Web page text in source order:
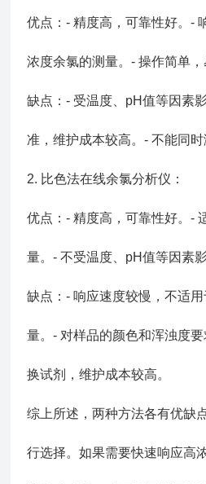
优点：- 精度高，可靠性好。-
浓度余氯的测量。- 操作简单，
缺点：- 受温度、pH值等因素
准，维护成本较高。- 不能同时
2. 比色法在线余氯分析仪：
优点：- 精度高，可靠性好。-
量。- 不受温度、pH值等因素影
缺点：- 响应速度较慢，不适
量。- 对样品的颜色和浑浊度
换试剂，维护成本较高。
综上所述，两种方法各有优缺
行选择。如果需要快速响应高